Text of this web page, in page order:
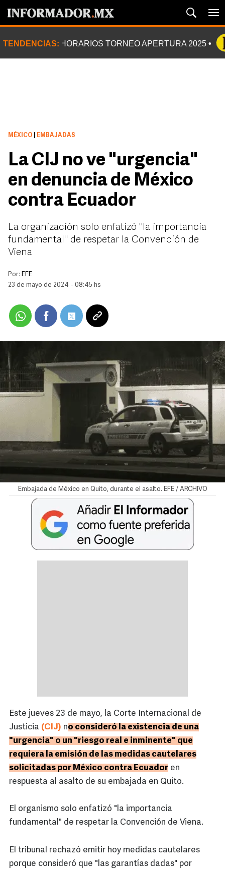
TENDENCIAS: HORARIOS TORNEO APERTURA 2025
MÉXICO EMBAJADAS
La CIJ no ve "urgencia"
en denuncia de México
contra Ecuador
La organización solo enfatizó "la importancia
fundamental" de respetar la Convención de
Viena
Por: EFE
23 de mayo de 2024 - 08:45 hs
Embajada de México en Quito, durante el asalto. EFE / ARCHIVO
Este jueves 23 de mayo, la Corte Internacional de
Justicia (CIJ) no consideró la existencia de una
"urgencia" o un "riesgo real e inminente" que
requiera la emisión de las medidas cautelares
solicitadas por México contra Ecuador en
respuesta al asalto de su embajada en Quito.
El organismo solo enfatizó "la importancia
fundamental" de respetar la Convención de Viena.
El tribunal rechazó emitir hoy medidas cautelares
porque consideró que "las garantías dadas" por